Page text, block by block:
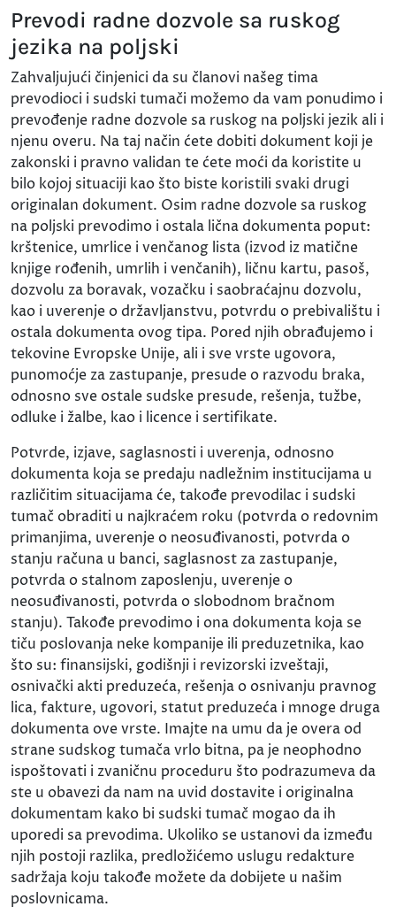
Prevodi radne dozvole sa ruskog
jezika na poljski
Zahvaljujući činjenici da su članovi našeg tima
prevodioci i sudski tumači možemo da vam ponudimo i
prevođenje radne dozvole sa ruskog na poljski jezik ali i
njenu overu. Na taj način ćete dobiti dokument koji je
zakonski i pravno validan te ćete moći da koristite u
bilo kojoj situaciji kao što biste koristili svaki drugi
originalan dokument. Osim radne dozvole sa ruskog
na poljski prevodimo i ostala lična dokumenta poput:
krštenice, umrlice i venčanog lista (izvod iz matične
knjige rođenih, umrlih i venčanih), ličnu kartu, pasoš,
dozvolu za boravak, vozačku i saobraćajnu dozvolu,
kao i uverenje o državljanstvu, potvrdu o prebivalištu i
ostala dokumenta ovog tipa. Pored njih obrađujemo i
tekovine Evropske Unije, ali i sve vrste ugovora,
punomoćje za zastupanje, presude o razvodu braka,
odnosno sve ostale sudske presude, rešenja, tužbe,
odluke i žalbe, kao i licence i sertifikate.
Potvrde, izjave, saglasnosti i uverenja, odnosno
dokumenta koja se predaju nadležnim institucijama u
različitim situacijama će, takođe prevodilac i sudski
tumač obraditi u najkraćem roku (potvrda o redovnim
primanjima, uverenje o neosuđivanosti, potvrda o
stanju računa u banci, saglasnost za zastupanje,
potvrda o stalnom zaposlenju, uverenje o
neosuđivanosti, potvrda o slobodnom bračnom
stanju). Takođe prevodimo i ona dokumenta koja se
tiču poslovanja neke kompanije ili preduzetnika, kao
što su: finansijski, godišnji i revizorski izveštaji,
osnivački akti preduzeća, rešenja o osnivanju pravnog
lica, fakture, ugovori, statut preduzeća i mnoge druga
dokumenta ove vrste. Imajte na umu da je overa od
strane sudskog tumača vrlo bitna, pa je neophodno
ispoštovati i zvaničnu proceduru što podrazumeva da
ste u obavezi da nam na uvid dostavite i originalna
dokumentam kako bi sudski tumač mogao da ih
uporedi sa prevodima. Ukoliko se ustanovi da između
njih postoji razlika, predložićemo uslugu redakture
sadržaja koju takođe možete da dobijete u našim
poslovnicama.